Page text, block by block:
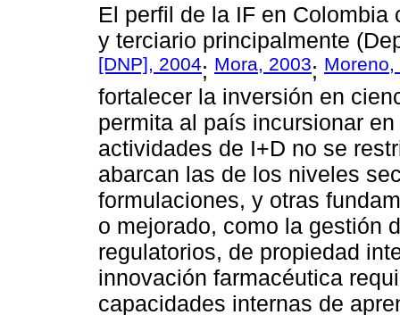
El perfil de la IF en
y terciario principalmente
[DNP], 2004; Mora, 2003; Moreno,
fortalecer la inversión en
permita al país incursionar
actividades de I+D no se
abarcan las de los niveles
formulaciones, y otras
o mejorado, como la gestión
regulatorios, de propiedad
innovación farmacéutica
capacidades internas de